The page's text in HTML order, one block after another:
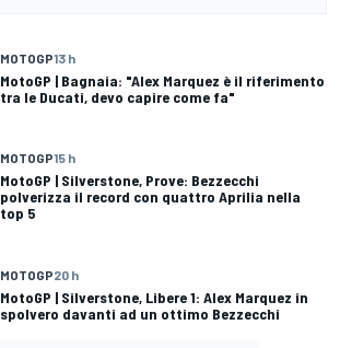
MOTOGP13 h
MotoGP | Bagnaia: "Alex Marquez è il riferimento
tra le Ducati, devo capire come fa"
MOTOGP15 h
MotoGP | Silverstone, Prove: Bezzecchi
polverizza il record con quattro Aprilia nella
top 5
MOTOGP20 h
MotoGP | Silverstone, Libere 1: Alex Marquez in
spolvero davanti ad un ottimo Bezzecchi